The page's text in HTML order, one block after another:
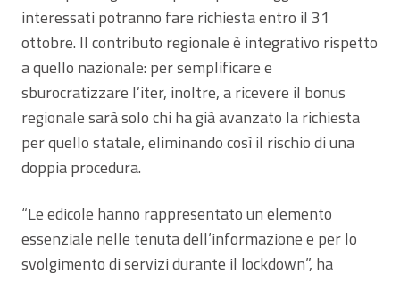
interessati potranno fare richiesta entro il 31
ottobre. Il contributo regionale è integrativo rispetto
a quello nazionale: per semplificare e
sburocratizzare l’iter, inoltre, a ricevere il bonus
regionale sarà solo chi ha già avanzato la richiesta
per quello statale, eliminando così il rischio di una
doppia procedura.
“Le edicole hanno rappresentato un elemento
essenziale nelle tenuta dell’informazione e per lo
svolgimento di servizi durante il lockdown”, ha